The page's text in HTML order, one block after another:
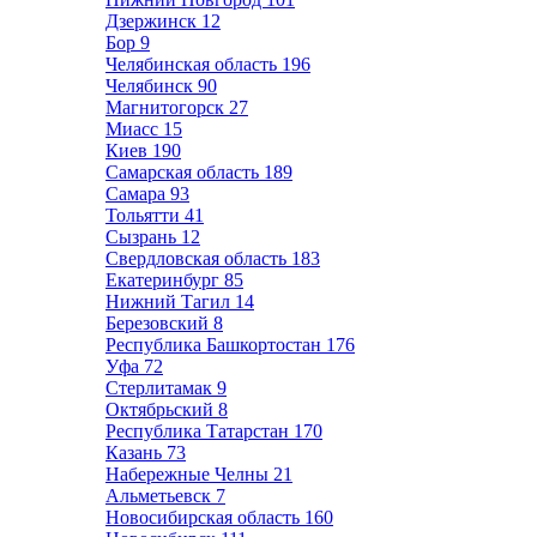
Дзержинск 12
Бор 9
Челябинская область 196
Челябинск 90
Магнитогорск 27
Миасс 15
Киев 190
Самарская область 189
Самара 93
Тольятти 41
Сызрань 12
Свердловская область 183
Екатеринбург 85
Нижний Тагил 14
Березовский 8
Республика Башкортостан 176
Уфа 72
Стерлитамак 9
Октябрьский 8
Республика Татарстан 170
Казань 73
Набережные Челны 21
Альметьевск 7
Новосибирская область 160